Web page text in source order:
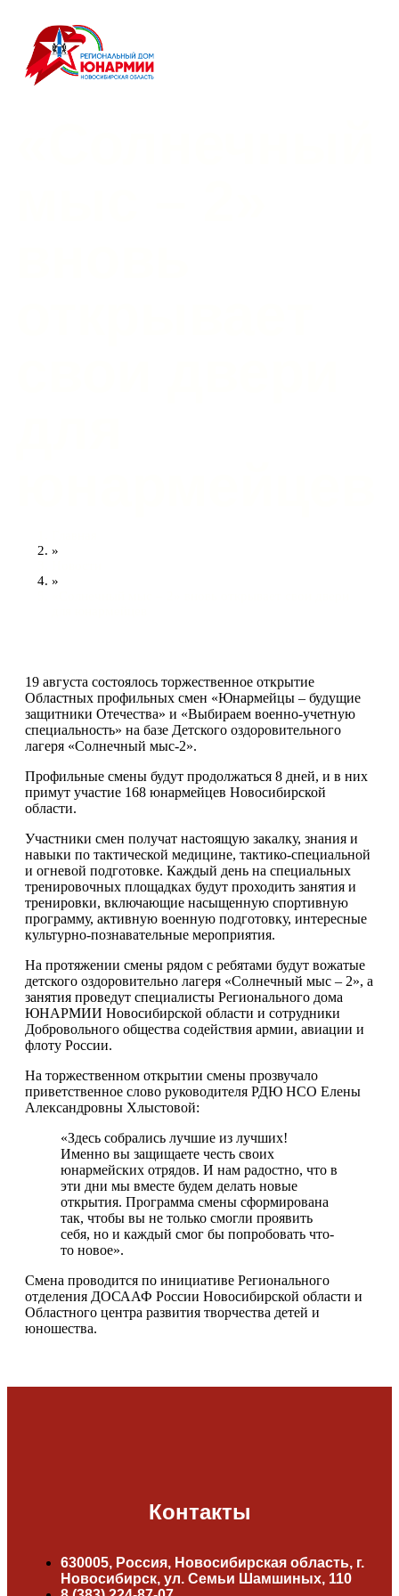
»
»
19 августа состоялось торжественное открытие
Областных профильных смен «Юнармейцы – будущие
защитники Отечества» и «Выбираем военно-учетную
специальность» на базе Детского оздоровительного
лагеря «Солнечный мыс-2».
Профильные смены будут продолжаться 8 дней, и в них
примут участие 168 юнармейцев Новосибирской
области.
Участники смен получат настоящую закалку, знания и
навыки по тактической медицине, тактико-специальной
и огневой подготовке. Каждый день на специальных
тренировочных площадках будут проходить занятия и
тренировки, включающие насыщенную спортивную
программу, активную военную подготовку, интересные
культурно-познавательные мероприятия.
На протяжении смены рядом с ребятами будут вожатые
детского оздоровительно лагеря «Солнечный мыс – 2», а
занятия проведут специалисты Регионального дома
ЮНАРМИИ Новосибирской области и сотрудники
Добровольного общества содействия армии, авиации и
флоту России.
На торжественном открытии смены прозвучало
приветственное слово руководителя РДЮ НСО Елены
Александровны Хлыстовой:
«Здесь собрались лучшие из лучших!
Именно вы защищаете честь своих
юнармейских отрядов. И нам радостно, что в
эти дни мы вместе будем делать новые
открытия. Программа смены сформирована
так, чтобы вы не только смогли проявить
себя, но и каждый смог бы попробовать что-
то новое».
Смена проводится по инициативе Регионального
отделения ДОСААФ России Новосибирской области и
Областного центра развития творчества детей и
юношества.
Контакты
630005, Россия, Новосибирская область, г.
Новосибирск, ул. Семьи Шамшиных, 110